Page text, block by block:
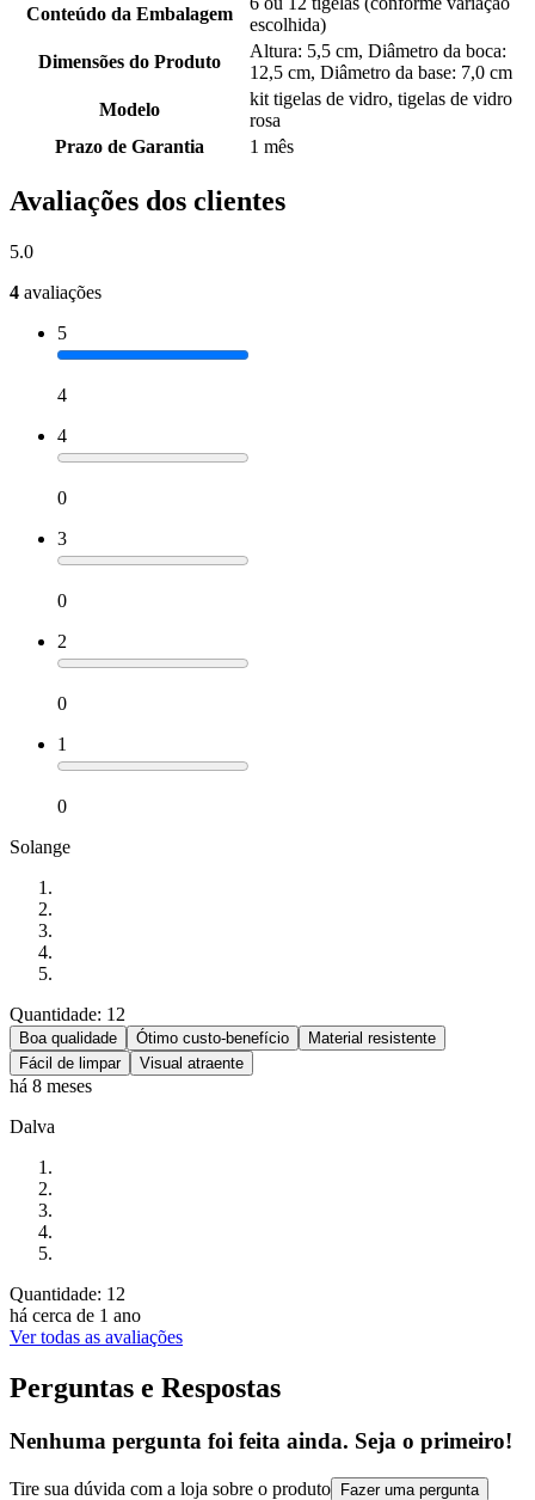
Conteúdo da Embalagem
escolhida)
Dimensões do Produto
Altura: 5,5 cm, Diâmetro da boca:
12,5 cm, Diâmetro da base: 7,0 cm
Modelo
kit tigelas de vidro, tigelas de vidro
rosa
Prazo de Garantia
1 mês
Avaliações dos clientes
5.0
4 avaliações
5
4
4
0
3
0
2
0
1
0
Solange
Quantidade: 12
Boa qualidade Ótimo custo-benefício
Material resistente
Fácil de limpar
Visual atraente
há 8 meses
Dalva
Quantidade: 12
há cerca de 1 ano
Ver todas as avaliações
Perguntas e Respostas
Nenhuma pergunta foi feita ainda. Seja o primeiro!
Tire sua dúvida com a loja sobre o produto Fazer uma pergunta